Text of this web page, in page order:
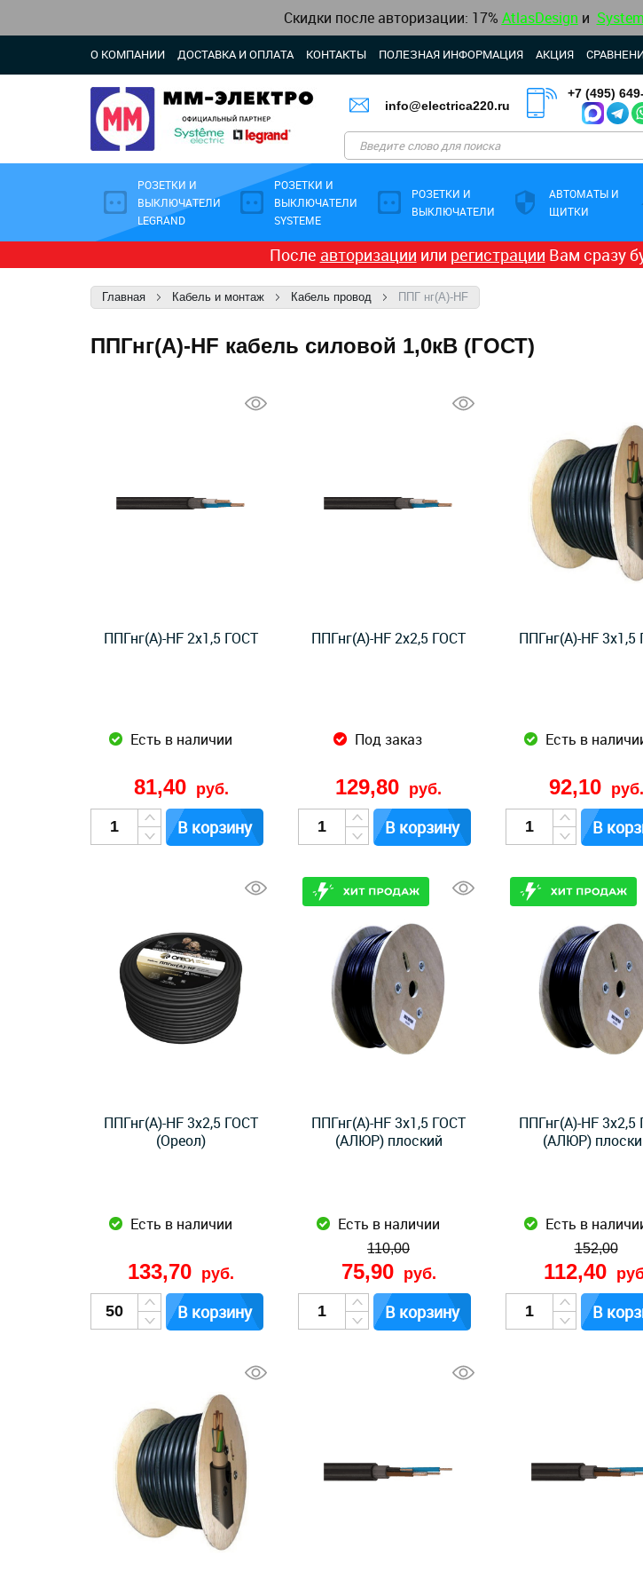
Скидки после авторизации: 17% AtlasDesign и
О КОМПАНИИ ДОСТАВКА И ОПЛАТА КОНТАКТЫ ПОЛЕЗНАЯ ИНФОРМАЦИЯ АКЦИЯ
info@electrica220.ru
+7 (495)
РОЗЕТКИ И
ВЫКЛЮЧАТЕЛИ
LEGRAND
РОЗЕТКИ И
ВЫКЛЮЧАТЕЛИ
SYSTEME
РОЗЕТКИ И
ВЫКЛЮЧАТЕЛИ
АВТОМАТЫ И
ЩИТКИ
После авторизации или регистрации Вам сразу
Главная Кабель и монтаж Кабель провод ППГ нг(А)-HF
ППГнг(А)-HF кабель силовой 1,0кВ (ГОСТ)
ППГнг(А)-HF 2x1,5 ГОСТ
Есть в наличии
81,40 руб.
В корзину
ППГнг(А)-HF 2x2,5 ГОСТ
Под заказ
129,80 руб.
В корзину
ППГнг(А)-HF 3x1,5
Есть в
92,10 руб.
В
ППГнг(А)-HF 3x2,5 ГОСТ
(Ореол)
Есть в наличии
133,70 руб.
В корзину
ППГнг(А)-HF 3x1,5 ГОСТ
(АЛЮР) плоский
Есть в наличии
110,00
75,90 руб.
В корзину
ППГнг(А)-HF 3x2,5
(АЛЮР)
Есть в
152,00
112,40
В